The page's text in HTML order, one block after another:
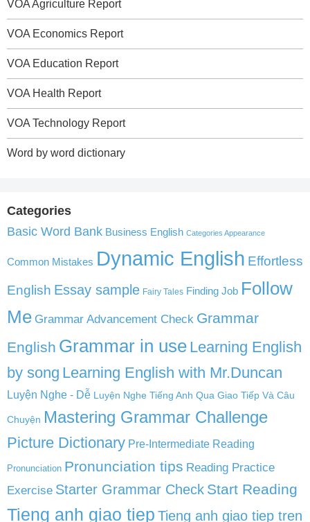
VOA Agriculture Report
VOA Economics Report
VOA Education Report
VOA Health Report
VOA Technology Report
Word by word dictionary
Categories
Basic Word Bank Business English Categories Appearance
Common Mistakes Dynamic English Effortless
English Essay sample Fairy Tales Finding Job Follow
Me Grammar Advancement Check Grammar
English Grammar in use Learning English
by song Learning English with Mr.Duncan
Luyện Nghe - Dễ Luyện Nghe Tiếng Anh Qua Giao Tiếp Và Câu
Chuyện Mastering Grammar Challenge
Picture Dictionary Pre-Intermediate Reading
Pronunciation Pronunciation tips Reading Practice
Exercise Starter Grammar Check Start Reading
Tieng anh giao tiep Tieng anh giao tiep tren